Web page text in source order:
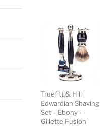
Truefitt & Hill
Edwardian Shaving
Set – Ebony –
Gillette Fusion